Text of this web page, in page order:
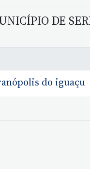
DE
do iguaçu